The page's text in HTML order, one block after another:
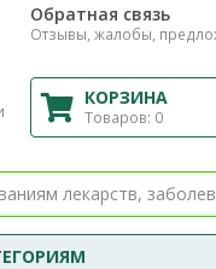
Обратная связь
Отзывы, жалобы,
КОРЗИНА
Товаров: 0